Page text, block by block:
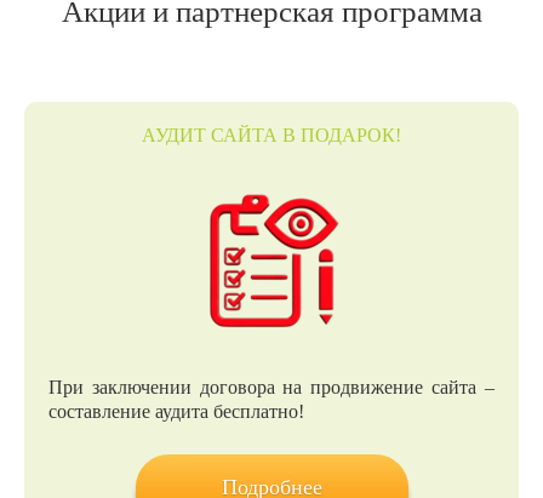
Акции и партнерская программа
АУДИТ САЙТА В ПОДАРОК!
При заключении договора на продвижение сайта –
составление аудита бесплатно!
Подробнее